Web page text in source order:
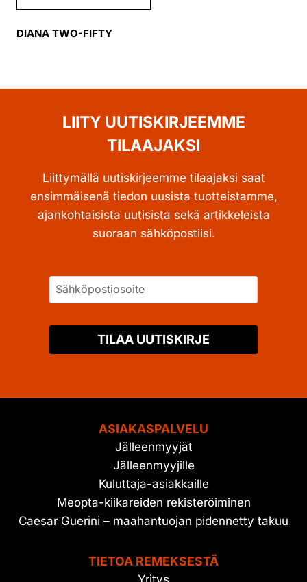
DIANA TWO-FIFTY
LIITY UUTISKIRJEEMME
TILAAJAKSI
Liittymällä uutiskirjeemme tilaajaksi saat
ensimmäisenä tiedon uusista tuotteistamme,
ajankohtaisista uutisista sekä artikkeleista
suoraan sähköpostiisi.
TILAA UUTISKIRJE
ASIAKASPALVELU
Jälleenmyyjät
Jälleenmyyjille
Kuluttaja-asiakkaille
Meopta-kiikareiden rekisteröiminen
Caesar Guerini – maahantuojan pidennetty takuu
TIETOA REMEKSESTÄ